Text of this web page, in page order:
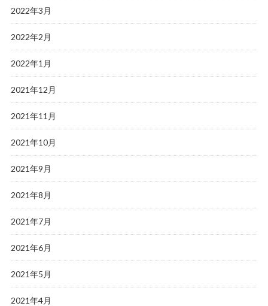
2022年3月
2022年2月
2022年1月
2021年12月
2021年11月
2021年10月
2021年9月
2021年8月
2021年7月
2021年6月
2021年5月
2021年4月